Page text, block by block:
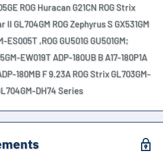
ROG Huracan G21CN ROG Strix
II GL704GM ROG Zephyrus S GX531GM
ES005T ,ROG GU501G GU501GM;
EW019T ADP-180UB B A17-180P1A
180MB F 9.23A ROG Strix GL703GM-
DH74 Series